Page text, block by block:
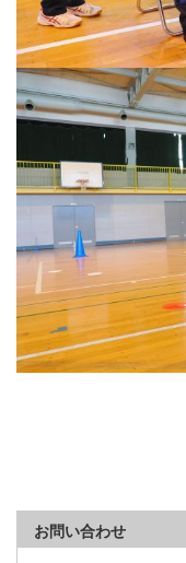
お問い合わせ